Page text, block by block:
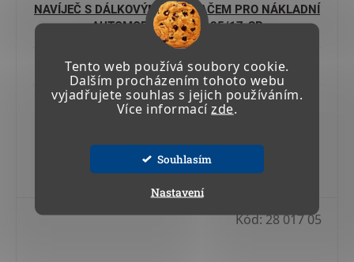
Tento web používá soubory cookie.
Dalším procházením tohoto webu
vyjadřujete souhlas s jejich používáním.
Více informacízde.
Souhlasím
Nastavení
NAVÍJEČ S DÁLKOVÝM OVLADAČEM PRO NÁKLADNÍ
AUTOMOBILY DRWT-125/17-SB
Skladem u výrobce 4-6 týdnů
88 791,35 Kč včetně DPH
73 381,28 Kč
Do košíku
Kód:28 017 05